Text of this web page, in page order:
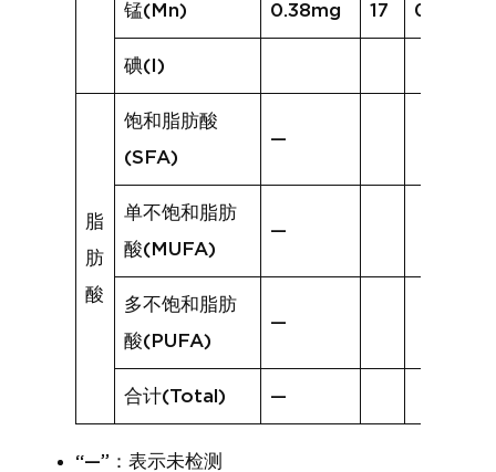
锰(Mn) 0.38mg 17 0.40mg
碘(I)
脂
肪
酸
饱和脂肪酸
(SFA)
—
单不饱和脂肪
酸(MUFA)
—
多不饱和脂肪
酸(PUFA)
—
合计(Total) —
“—”：表示未检测